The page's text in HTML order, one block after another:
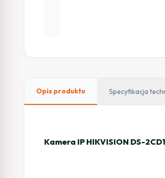
Opis produktu Specyfikacja
Kamera IP HIKVISION DS-